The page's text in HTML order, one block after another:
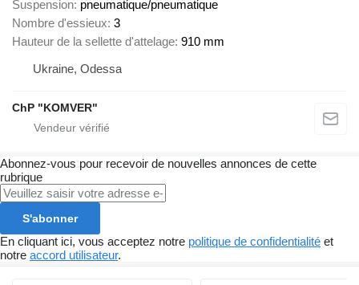
Suspension pneumatique/pneumatique
Nombre d'essieux 3
Hauteur de la sellette d'attelage 910 mm
Ukraine, Odessa
ChP "KOMVER"
Abonnez-vous pour recevoir de nouvelles annonces de cette
rubrique
S'abonner
En cliquant ici, vous acceptez notre politique de confidentialité et
notre accord utilisateur.